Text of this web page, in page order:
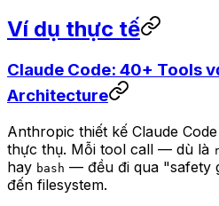
Ví dụ thực tế
Claude Code: 40+ Tools
Architecture
Anthropic thiết kế Claude
thực thụ. Mỗi tool call — dù là
hay bash — đều đi qua "safety
đến filesystem.